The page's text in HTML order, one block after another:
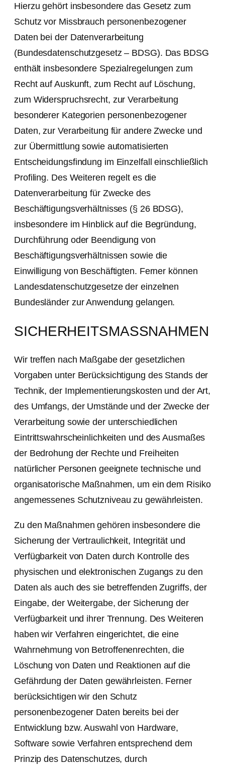
Hierzu gehört insbesondere das Gesetz zum
Schutz vor Missbrauch personenbezogener
Daten bei der Datenverarbeitung
(Bundesdatenschutzgesetz – BDSG). Das BDSG
enthält insbesondere Spezialregelungen zum
Recht auf Auskunft, zum Recht auf Löschung,
zum Widerspruchsrecht, zur Verarbeitung
besonderer Kategorien personenbezogener
Daten, zur Verarbeitung für andere Zwecke und
zur Übermittlung sowie automatisierten
Entscheidungsfindung im Einzelfall einschließlich
Profiling. Des Weiteren regelt es die
Datenverarbeitung für Zwecke des
Beschäftigungsverhältnisses (§ 26 BDSG),
insbesondere im Hinblick auf die Begründung,
Durchführung oder Beendigung von
Beschäftigungsverhältnissen sowie die
Einwilligung von Beschäftigten. Ferner können
Landesdatenschutzgesetze der einzelnen
Bundesländer zur Anwendung gelangen.
SICHERHEITSMASSNAHMEN
Wir treffen nach Maßgabe der gesetzlichen
Vorgaben unter Berücksichtigung des Stands der
Technik, der Implementierungskosten und der Art,
des Umfangs, der Umstände und der Zwecke der
Verarbeitung sowie der unterschiedlichen
Eintrittswahrscheinlichkeiten und des Ausmaßes
der Bedrohung der Rechte und Freiheiten
natürlicher Personen geeignete technische und
organisatorische Maßnahmen, um ein dem Risiko
angemessenes Schutzniveau zu gewährleisten.
Zu den Maßnahmen gehören insbesondere die
Sicherung der Vertraulichkeit, Integrität und
Verfügbarkeit von Daten durch Kontrolle des
physischen und elektronischen Zugangs zu den
Daten als auch des sie betreffenden Zugriffs, der
Eingabe, der Weitergabe, der Sicherung der
Verfügbarkeit und ihrer Trennung. Des Weiteren
haben wir Verfahren eingerichtet, die eine
Wahrnehmung von Betroffenenrechten, die
Löschung von Daten und Reaktionen auf die
Gefährdung der Daten gewährleisten. Ferner
berücksichtigen wir den Schutz
personenbezogener Daten bereits bei der
Entwicklung bzw. Auswahl von Hardware,
Software sowie Verfahren entsprechend dem
Prinzip des Datenschutzes, durch